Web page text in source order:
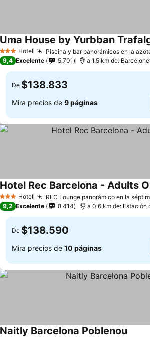
3 Estrellas
Hotel Piscina y bar panorámicos en la
Uma House by Yurbban
9,4 Excelente 5.701 a 1.5 km de:
De $138.833
Mira precios de 9 páginas
3 Estrellas
Hotel REC Lounge panorámico en la
Hotel Rec Barcelona - Adults
9,2 Excelente 8.414 a 0.6 km de: Estación
De $138.590
Mira precios de 10 páginas
Naitly Barcelona Poblenou